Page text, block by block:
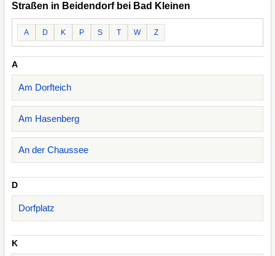
Straßen in Beidendorf bei Bad Kleinen
A D K P S T W Z
A
Am Dorfteich
Am Hasenberg
An der Chaussee
D
Dorfplatz
K